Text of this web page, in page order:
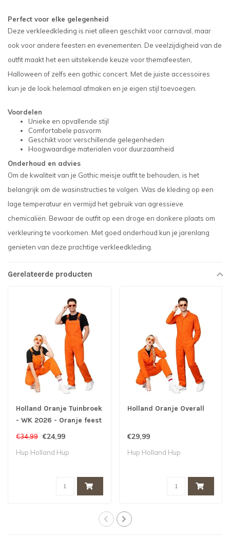
Perfect voor elke gelegenheid
Deze verkleedkleding is niet alleen geschikt voor carnaval, maar
ook voor andere feesten en evenementen. De veelzijdigheid van de
outfit maakt het een uitstekende keuze voor themafeesten,
Halloween of zelfs een gothic concert. Met de juiste accessoires
kun je de look helemaal afmaken en je eigen stijl toevoegen.
Voordelen
Unieke en opvallende stijl
Comfortabele pasvorm
Geschikt voor verschillende gelegenheden
Hoogwaardige materialen voor duurzaamheid
Onderhoud en advies
Om de kwaliteit van je Gothic meisje outfit te behouden, is het
belangrijk om de wasinstructies te volgen. Was de kleding op een
lage temperatuur en vermijd het gebruik van agressieve
chemicaliën. Bewaar de outfit op een droge en donkere plaats om
verkleuring te voorkomen. Met goed onderhoud kun je jarenlang
genieten van deze prachtige verkleedkleding.
Gerelateerde producten
Holland Oranje Tuinbroek
- WK 2026 - Oranje feest
- Koningsdag
€34,99 €24,99
Hup Holland Hup
Holland Oranje Overall
€29,99
Hup Holland Hup